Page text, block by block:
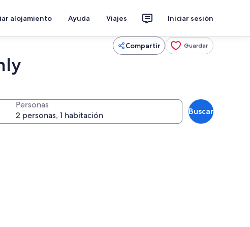
alojamiento Ayuda Viajes Iniciar sesión
Compartir Guardar
Personas
Buscar